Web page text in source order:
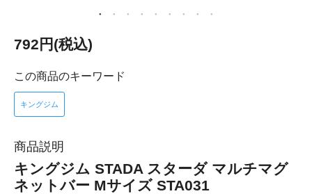
792円(税込)
この商品のキーワード
キングジム
商品説明
キングジム STADA スターダ マルチマグ
ネットバー Mサイズ STA031